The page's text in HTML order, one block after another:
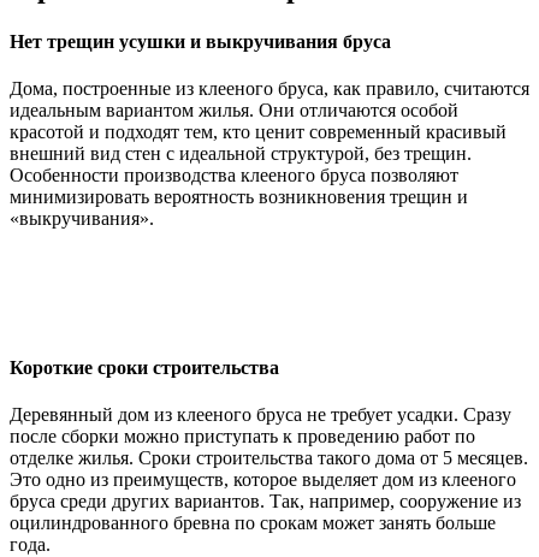
Нет трещин усушки и выкручивания бруса
Дома, построенные из клееного бруса, как правило, считаются
идеальным вариантом жилья. Они отличаются особой
красотой и подходят тем, кто ценит современный красивый
внешний вид стен с идеальной структурой, без трещин.
Особенности производства клееного бруса позволяют
минимизировать вероятность возникновения трещин и
«выкручивания».
Короткие сроки строительства
Деревянный дом из клееного бруса не требует усадки. Сразу
после сборки можно приступать к проведению работ по
отделке жилья. Сроки строительства такого дома от 5 месяцев.
Это одно из преимуществ, которое выделяет дом из клееного
бруса среди других вариантов. Так, например, сооружение из
оцилиндрованного бревна по срокам может занять больше
года.